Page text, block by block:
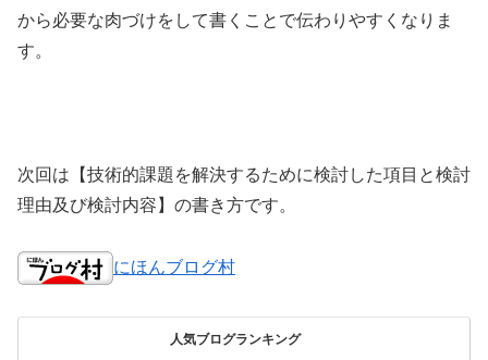
から必要な肉づけをして書くことで伝わりやすくなりま
す。
次回は【技術的課題を解決するために検討した項目と検討
理由及び検討内容】の書き方です。
にほんブログ村
人気ブログランキング